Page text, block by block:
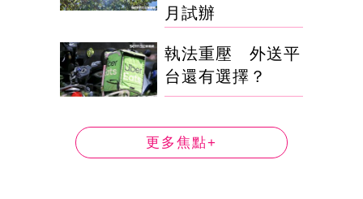
月試辦
執法重壓 外送平
台還有選擇？
更多焦點+